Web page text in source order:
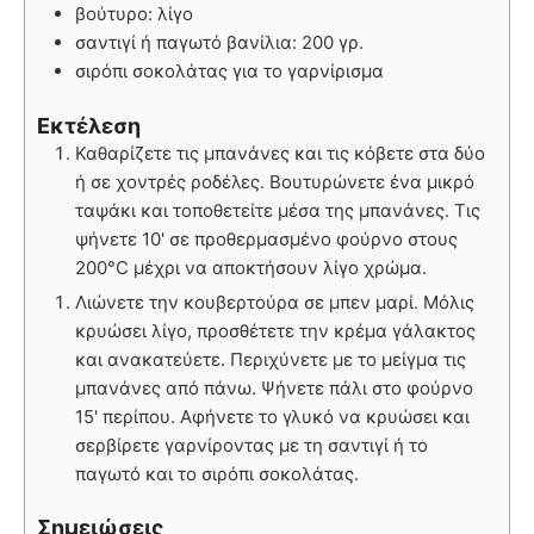
βούτυρο: λίγο
σαντιγί ή παγωτό βανίλια: 200 γρ.
σιρόπι σοκολάτας για το γαρνίρισμα
Εκτέλεση
Καθαρίζετε τις μπανάνες και τις κόβετε στα δύο
ή σε χοντρές ροδέλες. Βουτυρώνετε ένα μικρό
ταψάκι και τοποθετείτε μέσα της μπανάνες. Τις
ψήνετε 10' σε προθερμασμένο φούρνο στους
200°C μέχρι να αποκτήσουν λίγο χρώμα.
Λιώνετε την κουβερτούρα σε μπεν μαρί. Μόλις
κρυώσει λίγο, προσθέτετε την κρέμα γάλακτος
και ανακατεύετε. Περιχύνετε με το μείγμα τις
μπανάνες από πάνω. Ψήνετε πάλι στο φούρνο
15' περίπου. Αφήνετε το γλυκό να κρυώσει και
σερβίρετε γαρνίροντας με τη σαντιγί ή το
παγωτό και το σιρόπι σοκολάτας.
Σημειώσεις